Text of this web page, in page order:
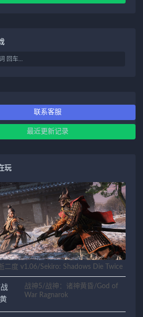
联系客服
最近更新记录
玩
二度 v1.06/Sekiro: Shadows Die Twice
战神5/战神：诸神黄昏/God of
War Ragnarok